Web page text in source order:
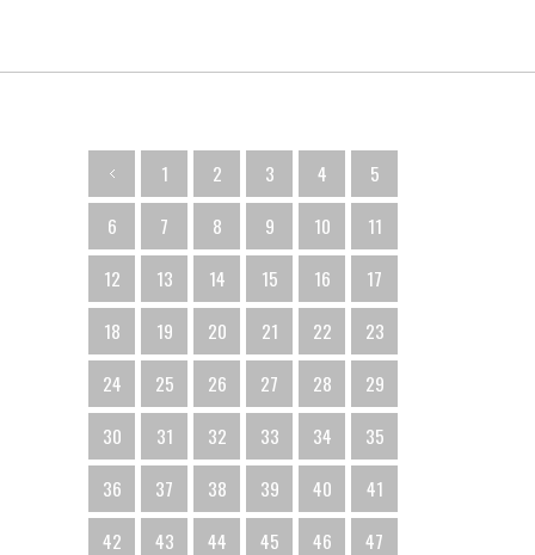
1 2 3 4
5
6
7 8 9 10
11
12
13 14 15 16
17
18
19 20 21 22
23
24
25 26 27 28
29
30
31 32 33 34
35
36
37 38 39 40
41
42
43 44 45 46
47